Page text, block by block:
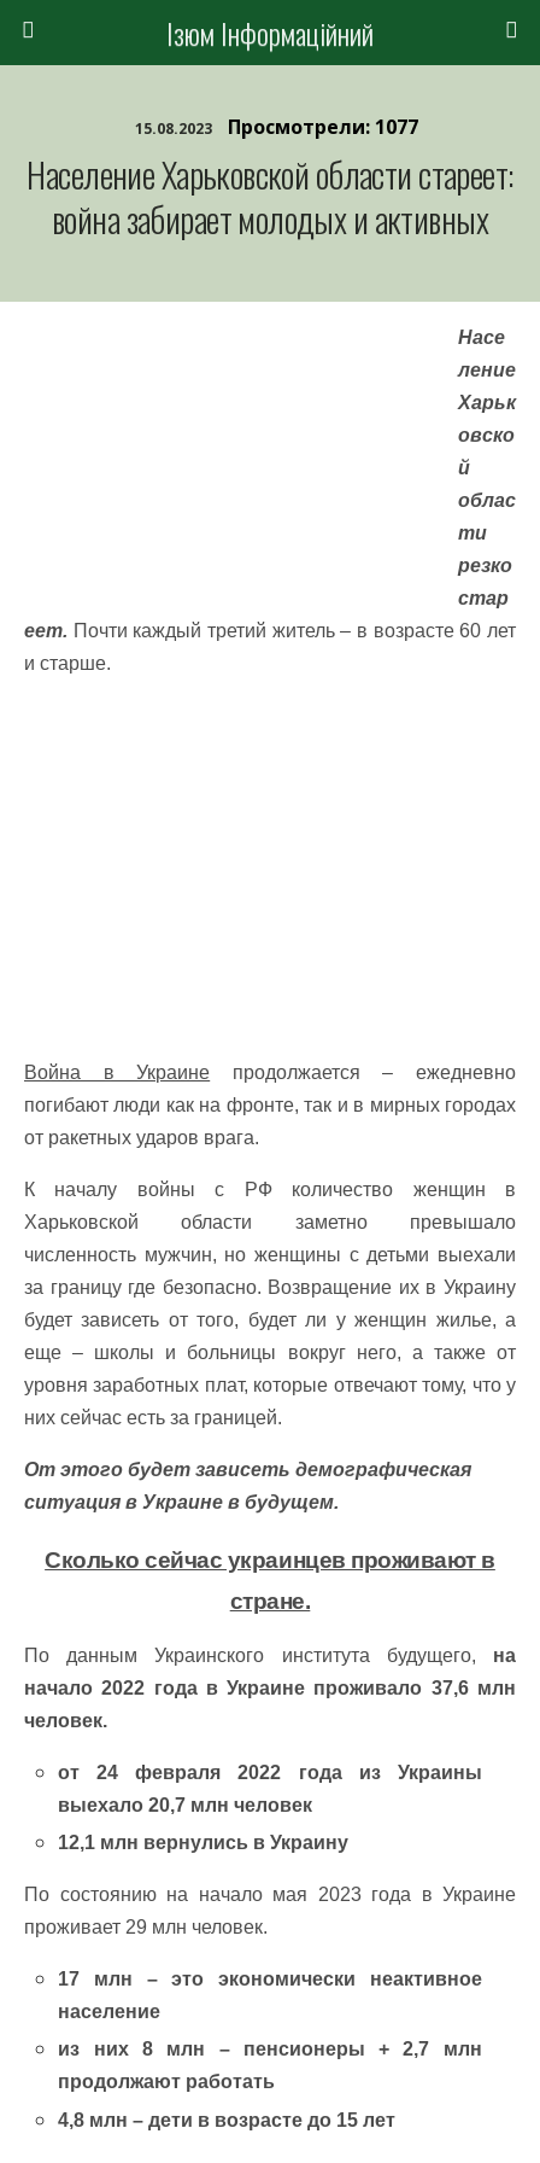
Ізюм Інформаційний
15.08.2023 Просмотрели: 1077
Население Харьковской области стареет:
война забирает молодых и активных
Насе
ление
Харьк
овско
й
облас
ти
резко
стар
еет. Почти каждый третий житель – в возрасте 60 лет
и старше.
Война в Украине продолжается – ежедневно
погибают люди как на фронте, так и в мирных городах
от ракетных ударов врага.
К началу войны с РФ количество женщин в
Харьковской области заметно превышало
численность мужчин, но женщины с детьми выехали
за границу где безопасно. Возвращение их в Украину
будет зависеть от того, будет ли у женщин жилье, а
еще – школы и больницы вокруг него, а также от
уровня заработных плат, которые отвечают тому, что у
них сейчас есть за границей.
От этого будет зависеть демографическая
ситуация в Украине в будущем.
Сколько сейчас украинцев проживают в
стране.
По данным Украинского института будущего, на
начало 2022 года в Украине проживало 37,6 млн
человек.
от 24 февраля 2022 года из Украины
выехало 20,7 млн человек
12,1 млн вернулись в Украину
По состоянию на начало мая 2023 года в Украине
проживает 29 млн человек.
17 млн – это экономически неактивное
население
из них 8 млн – пенсионеры + 2,7 млн
продолжают работать
4,8 млн – дети в возрасте до 15 лет